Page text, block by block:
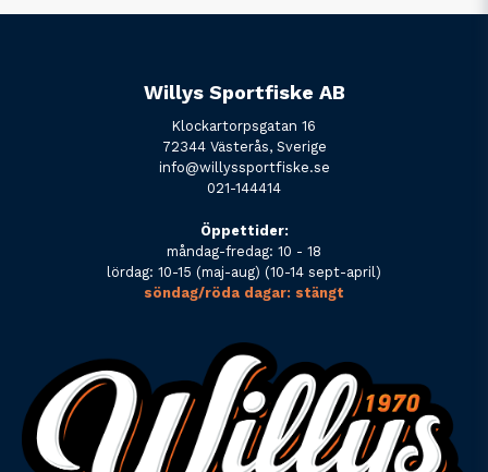
Willys Sportfiske AB
Klockartorpsgatan 16
72344 Västerås, Sverige
info@willyssportfiske.se
021-144414
Öppettider:
måndag-fredag: 10 - 18
lördag: 10-15 (maj-aug) (10-14 sept-april)
söndag/röda dagar: stängt